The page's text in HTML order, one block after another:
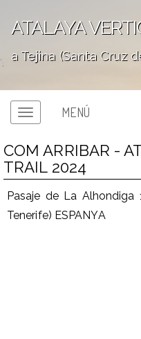
ATALAYA
a Tejina (Santa Cruz
';
MENÚ
COM ARRIBAR -
TRAIL 2024
Pasaje de La Alhondiga
Tenerife) ESPANYA